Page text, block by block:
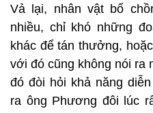
Vả lại, nhân vật bố
nhiều, chỉ khó những
khác để tán thưởng,
với đó cũng không nói ra
đó đòi hỏi khả năng
ra ông Phương đôi lúc